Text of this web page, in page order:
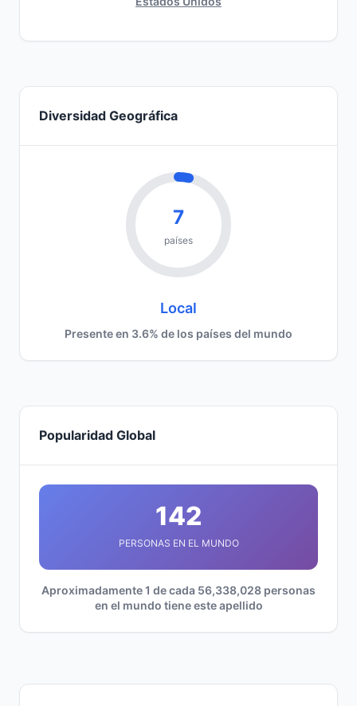
Diversidad Geográfica
7
países
Local
Presente en 3.6% de los países del mundo
Popularidad Global
142
PERSONAS EN EL MUNDO
Aproximadamente 1 de cada 56,338,028 personas
en el mundo tiene este apellido